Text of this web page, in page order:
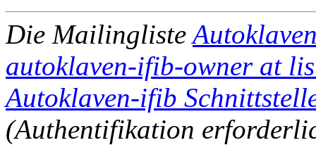
Die Mailingliste
autoklaven-ifib-owner at
Autoklaven-ifib
(Authentifikation